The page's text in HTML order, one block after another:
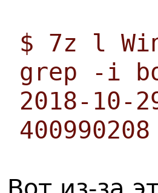
$ 7z l
grep -i
2018-10-